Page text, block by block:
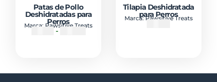
Patas de Pollo
Deshidratadas para
Perros
Marca: Pawsitive Treats
-
Tilapia Deshidratada
para Perros
Marca:Pawsitive Treats